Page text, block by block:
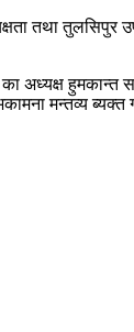
तथा
अध्यक्ष हुमकान्त
मन्तव्य